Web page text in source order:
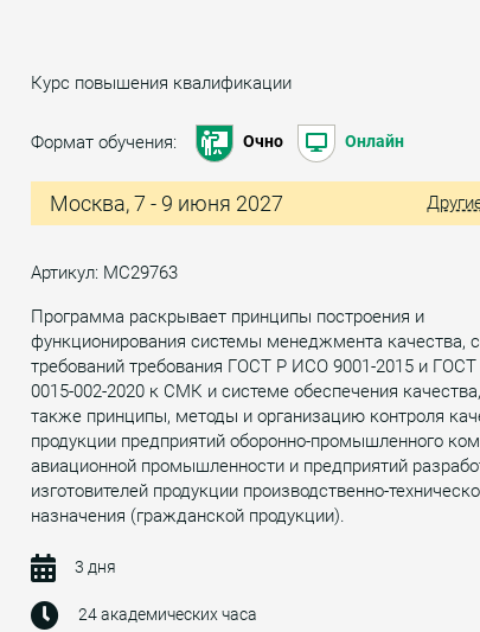
Курс повышения квалификации
Формат обучения: Очно Онлайн
Москва, 7 - 9 июня 2027
Артикул: МС29763
Программа раскрывает принципы построения и
функционирования системы менеджмента качества,
требований требования ГОСТ Р ИСО 9001-2015 и
0015-002-2020 к СМК и системе обеспечения
также принципы, методы и организацию контроля
продукции предприятий оборонно-промышленного
авиационной промышленности и предприятий
изготовителей продукции производственно-
назначения (гражданской продукции).
3 дня
24 академических часа